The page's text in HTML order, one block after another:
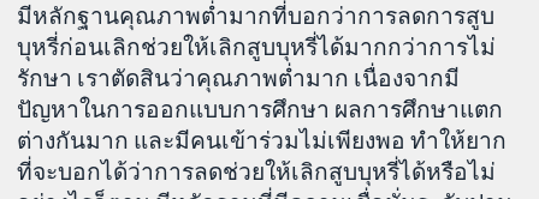
มีหลักฐานคุณภาพต่ำมากที่บอกว่าการลดการสูบ
บุหรี่ก่อนเลิกช่วยให้เลิกสูบบุหรี่ได้มากกว่าการไม่
รักษา เราตัดสินว่าคุณภาพต่ำมาก เนื่องจากมี
ปัญหาในการออกแบบการศึกษา ผลการศึกษาแตก
ต่างกันมาก และมีคนเข้าร่วมไม่เพียงพอ ทำให้ยาก
ที่จะบอกได้ว่าการลดช่วยให้เลิกสูบบุหรี่ได้หรือไม่